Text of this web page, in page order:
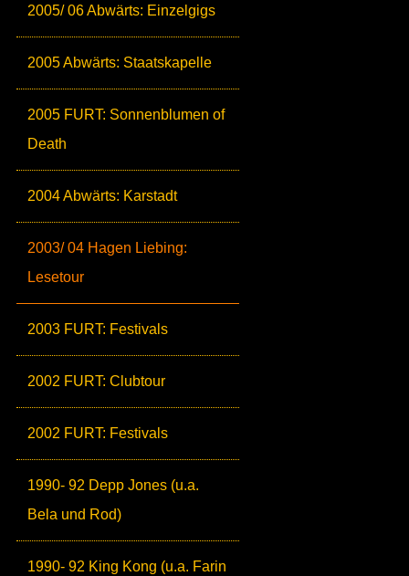
2005/ 06 Abwärts: Einzelgigs
2005 Abwärts: Staatskapelle
2005 FURT: Sonnenblumen of
Death
2004 Abwärts: Karstadt
2003/ 04 Hagen Liebing:
Lesetour
2003 FURT: Festivals
2002 FURT: Clubtour
2002 FURT: Festivals
1990- 92 Depp Jones (u.a.
Bela und Rod)
1990- 92 King Kong (u.a. Farin